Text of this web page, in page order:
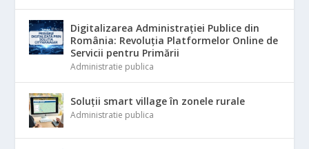
Digitalizarea Administrației Publice din
România: Revoluția Platformelor Online de
Servicii pentru Primării
Administratie publica
Soluții smart village în zonele rurale
Administratie publica